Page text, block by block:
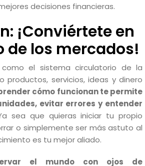
decisiones financieras.
¡Conviértete en
de los mercados!
el sistema circulatorio de la
productos, servicios, ideas y dinero
cómo funcionan te permite
evitar errores y entender
sea que quieras iniciar tu propio
o simplemente ser más astuto al
es tu mejor aliado.
el mundo con ojos de